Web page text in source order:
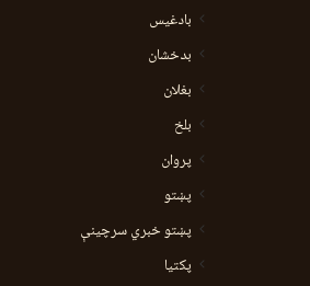
بادغیس
بدخشان
بغلان
بلخ
پروان
پښتو
پښتو خبري سرچينې
پکتيا